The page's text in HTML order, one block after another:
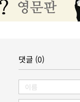
댓글 (0)